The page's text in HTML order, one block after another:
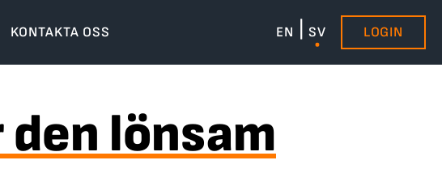
KONTAKTA OSS EN SV LOGIN
lönsam